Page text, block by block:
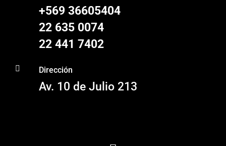
+569 36605404
22 635 0074
22 441 7402
 Dirección
Av. 10 de Julio 213